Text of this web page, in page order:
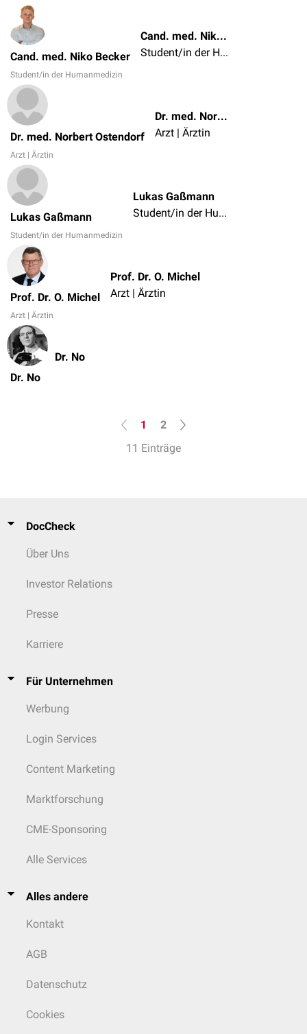
Cand. med. Niko Becker
Student/in der Humanmedizin
Cand. med. Niko Becker
Student/in der Humanmedizin
Dr. med. Norbert Ostendorf
Arzt | Ärztin
Dr. med. Norbert Ostendorf
Arzt | Ärztin
Lukas Gaßmann
Student/in der Humanmedizin
Lukas Gaßmann
Student/in der Humanmedizin
Prof. Dr. O. Michel
Arzt | Ärztin
Prof. Dr. O. Michel
Arzt | Ärztin
Dr. No
Dr. No
1
2
11 Einträge
DocCheck
Über Uns
Investor Relations
Presse
Karriere
Für Unternehmen
Werbung
Login Services
Content Marketing
Marktforschung
CME-Sponsoring
Alle Services
Alles andere
Kontakt
AGB
Datenschutz
Cookies